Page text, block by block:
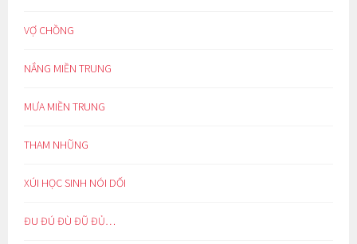
VỢ CHỒNG
NẮNG MIỀN TRUNG
MƯA MIỀN TRUNG
THAM NHŨNG
XÚI HỌC SINH NÓI DỐI
ĐU ĐÚ ĐÙ ĐŨ ĐỦ…